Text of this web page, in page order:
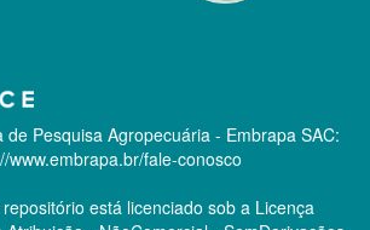
de Pesquisa Agropecuária - Embrapa SAC:
www.embrapa.br/fale-conosco
está licenciado sob a Licença